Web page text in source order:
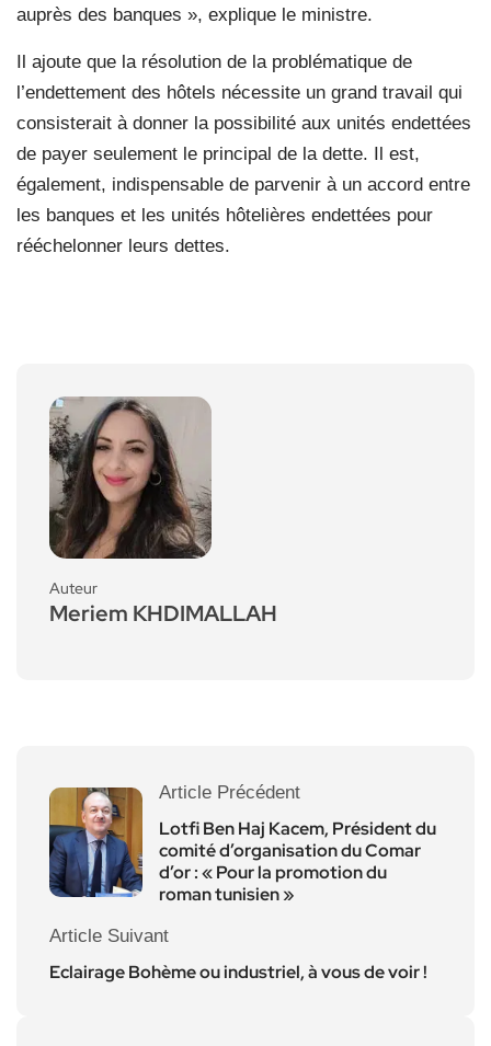
auprès des banques », explique le ministre.
Il ajoute que la résolution de la problématique de
l’endettement des hôtels nécessite un grand travail qui
consisterait à donner la possibilité aux unités endettées
de payer seulement le principal de la dette. Il est,
également, indispensable de parvenir à un accord entre
les banques et les unités hôtelières endettées pour
rééchelonner leurs dettes.
Auteur
Meriem KHDIMALLAH
Article Précédent
Lotfi Ben Haj Kacem, Président du
comité d’organisation du Comar
d’or : « Pour la promotion du
roman tunisien »
Article Suivant
Eclairage Bohème ou industriel, à vous de voir !